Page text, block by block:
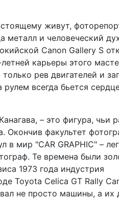
живут,
металл и человеческий
Canon Gallery S
карьеры этого
рев двигателей и
всегда бьется
– это фигура, чьи
Окончив факультет
в мир "CAR GRAPHIC" –
Те времена были
1973 года индустрия
Toyota Celica GT Rally
не просто машины, а их